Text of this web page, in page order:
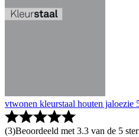
vtwonen kleurstaal houten jaloezie
(3)Beoordeeld met 3.3 van de 5